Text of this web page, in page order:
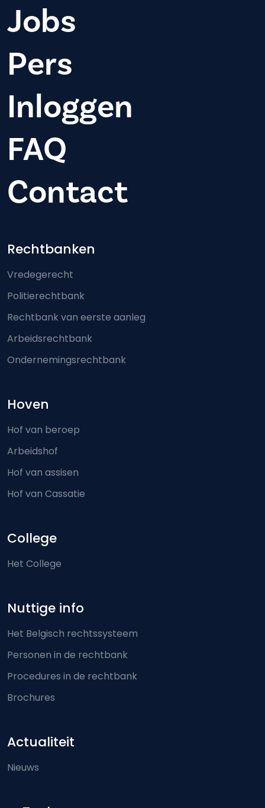
Jobs
Pers
Inloggen
FAQ
Contact
Footer-menu
Rechtbanken
Vredegerecht
Politierechtbank
Rechtbank van eerste aanleg
Arbeidsrechtbank
Ondernemingsrechtbank
Hoven
Hof van beroep
Arbeidshof
Hof van assisen
Hof van Cassatie
College
Het College
Nuttige info
Het Belgisch rechtssysteem
Personen in de rechtbank
Procedures in de rechtbank
Brochures
Actualiteit
Nieuws